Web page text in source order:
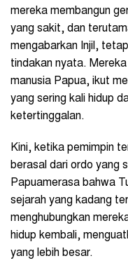
mereka membangun
yang sakit, dan
mengabarkan Injil,
tindakan nyata.
manusia Papua, ikut
yang sering kali hidup
ketertinggalan.
Kini, ketika pemimpin
berasal dari ordo yang
Papuamerasa bahwa
sejarah yang kadang
menghubungkan
hidup kembali,
yang lebih besar.